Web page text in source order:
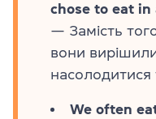
chose to eat
— Замість
вони
We often